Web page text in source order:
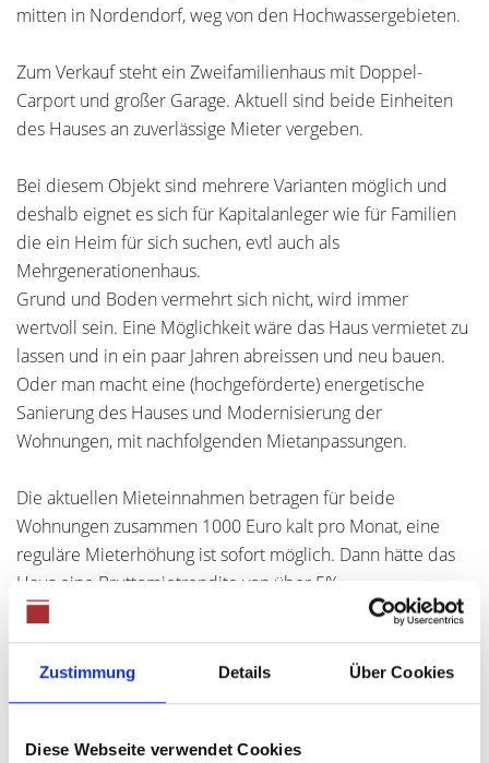
Zustimmung Details Über Cookies
Diese Webseite verwendet Cookies
mitten in Nordendorf, weg von den Hochwassergebieten.
Zum Verkauf steht ein Zweifamilienhaus mit Doppel-
Carport und großer Garage. Aktuell sind beide Einheiten
des Hauses an zuverlässige Mieter vergeben.
Bei diesem Objekt sind mehrere Varianten möglich und
deshalb eignet es sich für Kapitalanleger wie für Familien
die ein Heim für sich suchen, evtl auch als
Mehrgenerationenhaus.
Grund und Boden vermehrt sich nicht, wird immer
wertvoll sein. Eine Möglichkeit wäre das Haus vermietet zu
lassen und in ein paar Jahren abreissen und neu bauen.
Oder man macht eine (hochgeförderte) energetische
Sanierung des Hauses und Modernisierung der
Wohnungen, mit nachfolgenden Mietanpassungen.
Die aktuellen Mieteinnahmen betragen für beide
Wohnungen zusammen 1000 Euro kalt pro Monat, eine
reguläre Mieterhöhung ist sofort möglich. Dann hätte das
Haus eine Bruttomietrendite von über 5%.
Auf Grund des Alters und Zustand des Gebäudes wird hier
lediglich ein geringer Kaufpreis angesetzt. Der
Bodenrichtwert beträgt 400 Euro/m2, das heisst, das